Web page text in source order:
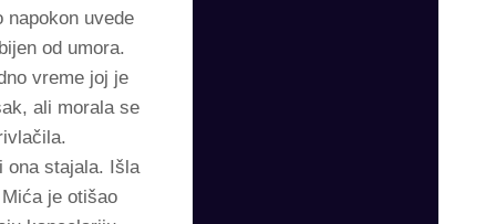
napokon uvede
od umora.
vreme joj je
ali morala se
ona stajala. Išla
je otišao